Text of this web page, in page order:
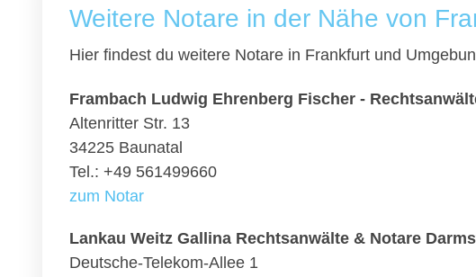
Weitere Notare in der Nähe von
Hier findest du weitere Notare in Frankfurt und
Frambach Ludwig Ehrenberg Fischer -
Altenritter Str. 13
34225 Baunatal
Tel.: +49 561499660
zum Notar
Lankau Weitz Gallina Rechtsanwälte & Notare
Deutsche-Telekom-Allee 1